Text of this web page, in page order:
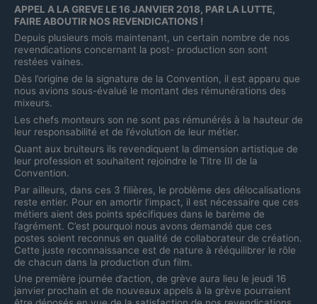
APPEL A LA GREVE LE 16 JANVIER 2018, PAR LA LUTTE,
FAIRE ABOUTIR NOS REVENDICATIONS !
Depuis plusieurs mois maintenant, un certain nombre de nos
revendications concernant la post- production son sont
restées vaines.
Dès l’origine de la signature de la Convention, il est apparu que
nous avions sous-évalué le montant des rémunérations des
mixeurs.
Les chefs monteurs son ne sont pas rémunérés à la hauteur de
leur responsabilité et de l’évolution de leur métier.
Quant aux bruiteurs ils revendiquent la dimension artistique de
leur profession et souhaitent rejoindre le Titre III de la
Convention.
Par ailleurs, dans ces 3 filières, le problème des délocalisations
reste entier. Pour en amortir l’impact, il est nécessaire que ces
métiers aient des points spécifiques dans le barème de
l’agrément. C’est pourquoi nous avons demandé que ces
postes soient reconnus en qualité de collaborateur de création.
Cette juste reconnaissance est de nature à rééquilibrer le rôle
de chacun dans la production d’un film.
Une première journée d’action, de grève aura lieu le jeudi 16
janvier prochain et de nouveaux appels à la grève pourraient